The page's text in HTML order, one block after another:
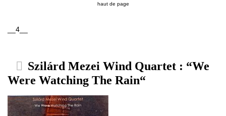
haut de page
__4__
Szilárd Mezei Wind Quartet : “We
Were Watching The Rain“